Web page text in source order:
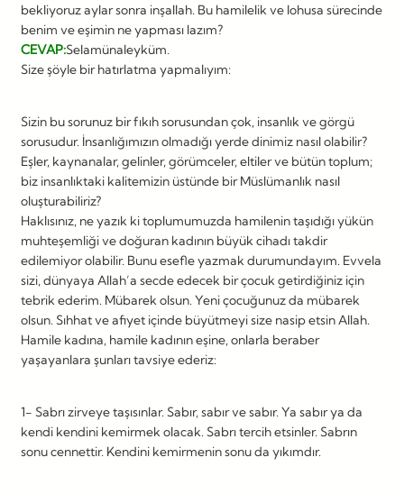
bekliyoruz aylar sonra inşallah. Bu hamilelik ve lohusa sürecinde
benim ve eşimin ne yapması lazım?
CEVAP:Selamünaleyküm.
Size şöyle bir hatırlatma yapmalıyım:
Sizin bu sorunuz bir fıkıh sorusundan çok, insanlık ve görgü
sorusudur. İnsanlığımızın olmadığı yerde dinimiz nasıl olabilir?
Eşler, kaynanalar, gelinler, görümceler, eltiler ve bütün toplum;
biz insanlıktaki kalitemizin üstünde bir Müslümanlık nasıl
oluşturabiliriz?
Haklısınız, ne yazık ki toplumumuzda hamilenin taşıdığı yükün
muhteşemliği ve doğuran kadının büyük cihadı takdir
edilemiyor olabilir. Bunu esefle yazmak durumundayım. Evvela
sizi, dünyaya Allah’a secde edecek bir çocuk getirdiğiniz için
tebrik ederim. Mübarek olsun. Yeni çocuğunuz da mübarek
olsun. Sıhhat ve afiyet içinde büyütmeyi size nasip etsin Allah.
Hamile kadına, hamile kadının eşine, onlarla beraber
yaşayanlara şunları tavsiye ederiz:
1- Sabrı zirveye taşısınlar. Sabır, sabır ve sabır. Ya sabır ya da
kendi kendini kemirmek olacak. Sabrı tercih etsinler. Sabrın
sonu cennettir. Kendini kemirmenin sonu da yıkımdır.